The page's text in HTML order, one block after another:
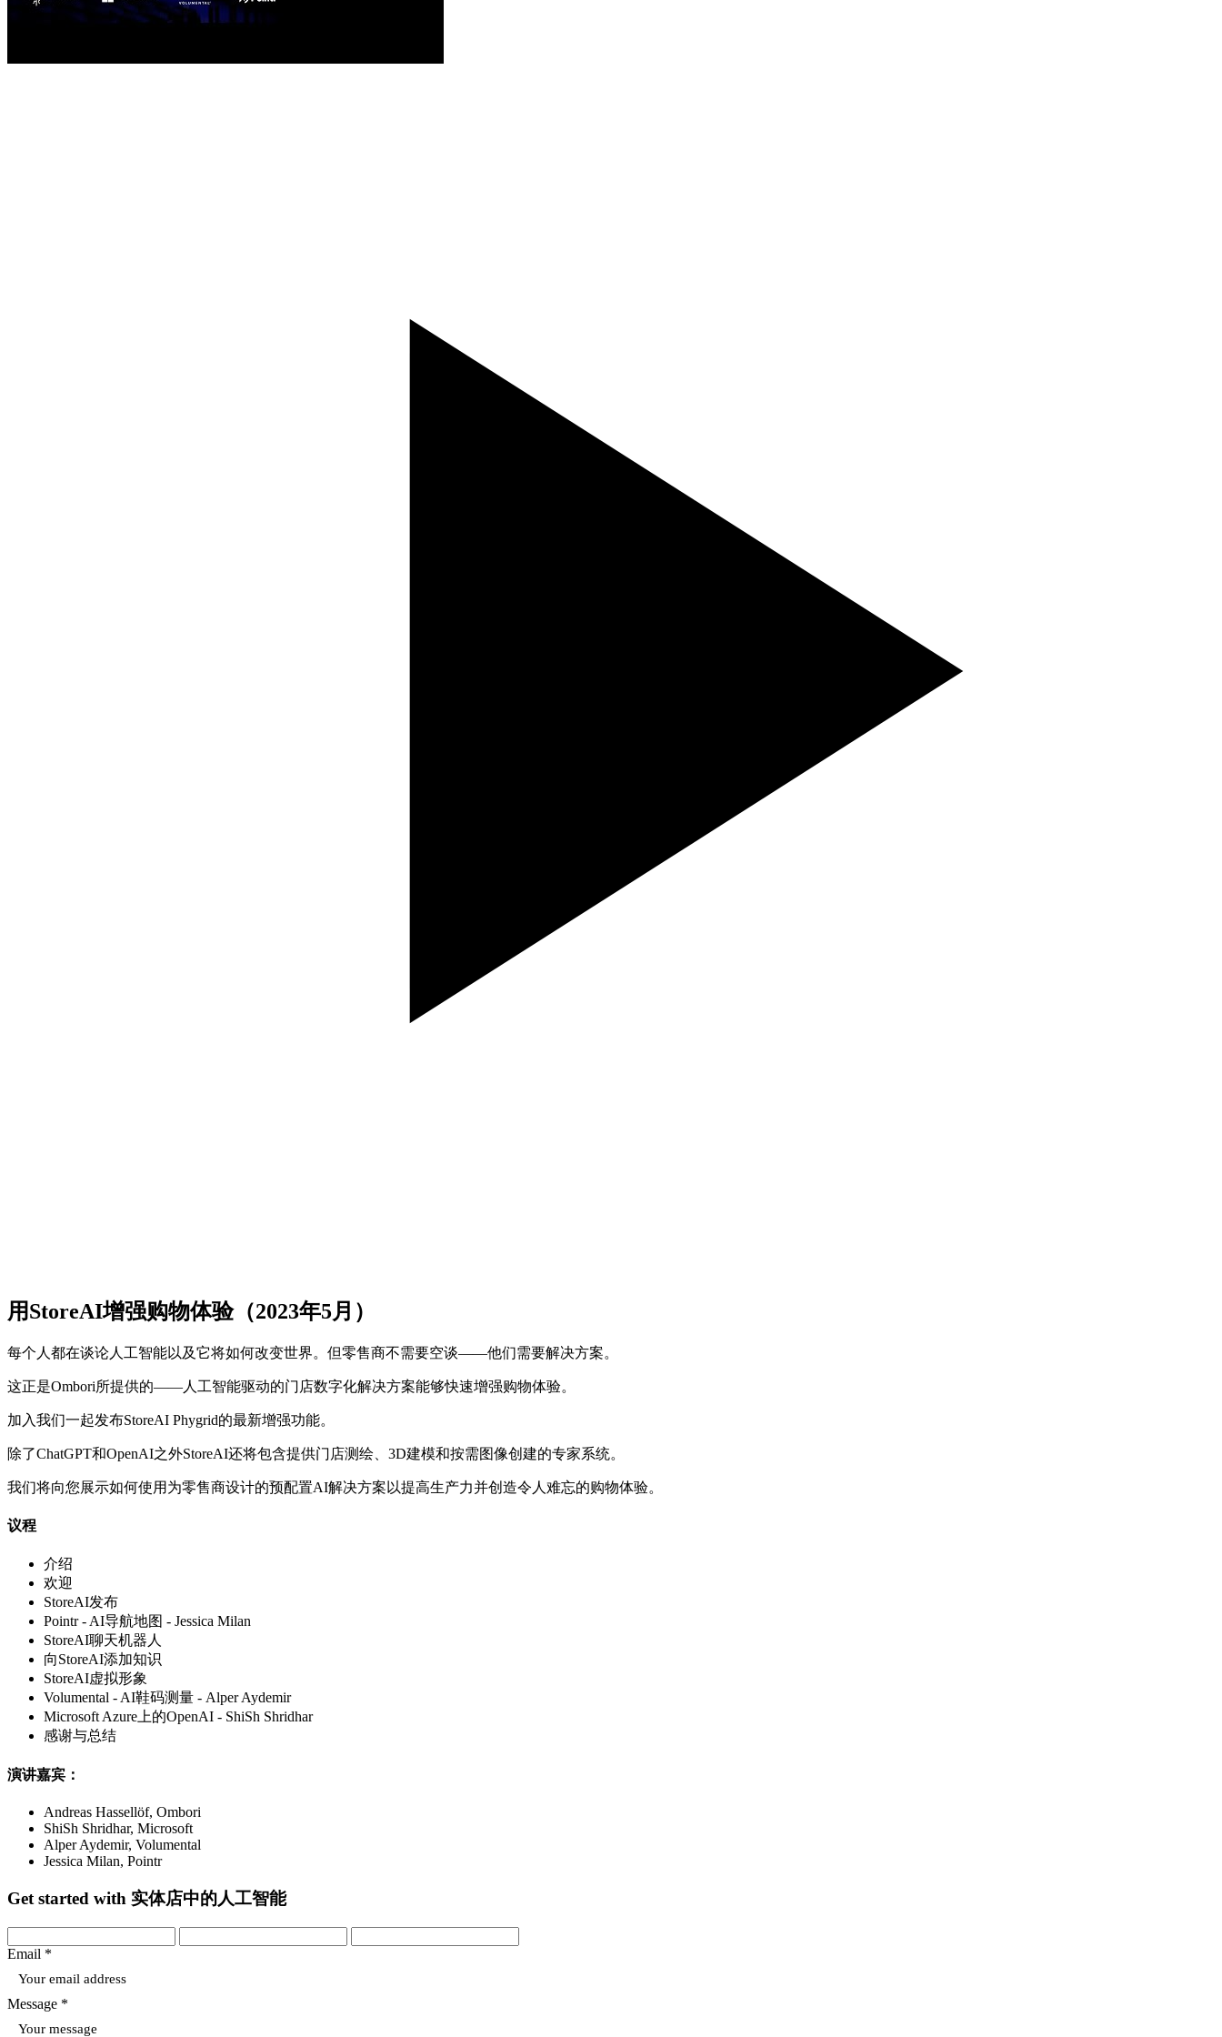
用StoreAI增强购物体验（2023年5月）
每个人都在谈论人工智能以及它将如何改变世界。但零售商不需要空谈——他们需要解决方案。
这正是Ombori所提供的——人工智能驱动的门店数字化解决方案能够快速增强购物体验。
加入我们一起发布StoreAI Phygrid的最新增强功能。
除了ChatGPT和OpenAI之外StoreAI还将包含提供门店测绘、3D建模和按需图像创建的专家系统。
我们将向您展示如何使用为零售商设计的预配置AI解决方案以提高生产力并创造令人难忘的购物体验。
议程
介绍
欢迎
StoreAI发布
Pointr - AI导航地图 - Jessica Milan
StoreAI聊天机器人
向StoreAI添加知识
StoreAI虚拟形象
Volumental - AI鞋码测量 - Alper Aydemir
Microsoft Azure上的OpenAI - ShiSh Shridhar
感谢与总结
演讲嘉宾：
Andreas Hassellöf, Ombori
ShiSh Shridhar, Microsoft
Alper Aydemir, Volumental
Jessica Milan, Pointr
Get started with 实体店中的人工智能
Email *
Message *